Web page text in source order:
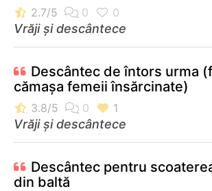
Vrăji și descântece
Descântec de întors urma
cămaşa femeii însărcinate)
Vrăji și descântece
Descântec pentru
din baltă